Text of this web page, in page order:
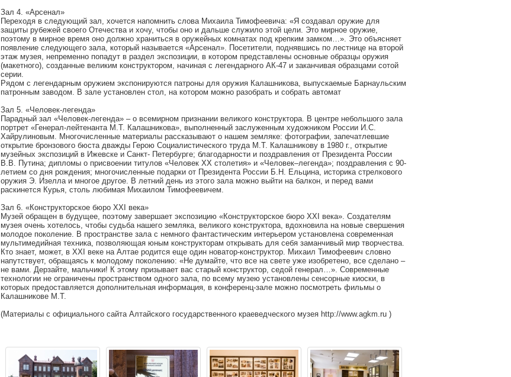
Зал 4. «Арсенал»
Переходя в следующий зал, хочется напомнить слова Михаила Тимофеевича: «Я создавал оружие для
защиты рубежей своего Отечества и хочу, чтобы оно и дальше служило этой цели. Это мирное оружие,
поэтому в мирное время оно должно храниться в оружейных комнатах под крепким замком…». Это объясняет
появление следующего зала, который называется «Арсенал». Посетители, поднявшись по лестнице на второй
этаж музея, непременно попадут в раздел экспозиции, в котором представлены основные образцы оружия
(макетного), созданные великим конструктором, начиная с легендарного АК-47 и заканчивая образцами сотой
серии.
Рядом с легендарным оружием экспонируются патроны для оружия Калашникова, выпускаемые Барнаульским
патронным заводом. В зале установлен стол, на котором можно разобрать и собрать автомат
Зал 5. «Человек-легенда»
Парадный зал «Человек-легенда» – о всемирном признании великого конструктора. В центре небольшого зала
портрет «Генерал-лейтенанта М.Т. Калашникова», выполненный заслуженным художником России И.С.
Хайрулиновым. Многочисленные материалы рассказывают о нашем земляке: фотографии, запечатлевшие
открытие бронзового бюста дважды Герою Социалистического труда М.Т. Калашникову в 1980 г., открытие
музейных экспозиций в Ижевске и Санкт- Петербурге; благодарности и поздравления от Президента России
В.В. Путина; дипломы о присвоении титулов «Человек XX столетия» и «Человек–легенда»; поздравления с 90-
летием со дня рождения; многочисленные подарки от Президента России Б.Н. Ельцина, историка стрелкового
оружия Э. Изелла и многое другое. В летний день из этого зала можно выйти на балкон, и перед вами
раскинется Курья, столь любимая Михаилом Тимофеевичем.
Зал 6. «Конструкторское бюро XXI века»
Музей обращен в будущее, поэтому завершает экспозицию «Конструкторское бюро XXI века». Создателям
музея очень хотелось, чтобы судьба нашего земляка, великого конструктора, вдохновила на новые свершения
молодое поколение. В пространстве зала с немного фантастическим интерьером установлена современная
мультимедийная техника, позволяющая юным конструкторам открывать для себя заманчивый мир творчества.
Кто знает, может, в XXI веке на Алтае родится еще один новатор-конструктор. Михаил Тимофеевич словно
напутствует, обращаясь к молодому поколению: «Не думайте, что все на свете уже изобретено, все сделано –
не вами. Дерзайте, мальчики! К этому призывает вас старый конструктор, седой генерал…». Современные
технологии не ограничены пространством одного зала, по всему музею установлены сенсорные киоски, в
которых предоставляется дополнительная информация, в конференц-зале можно посмотреть фильмы о
Калашникове М.Т.
(Материалы с официального сайта Алтайского государственного краеведческого музея http://www.agkm.ru )